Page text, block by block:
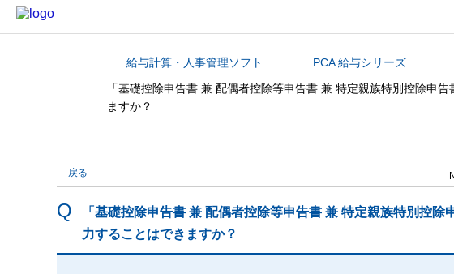
カテゴリから探す給与計算・人事管理ソフト
PCA 給与シリーズ
「基礎控除申告書 兼 配偶者控除等申告書 兼 特定親族特別控除申
ますか？
戻る
「基礎控除申告書 兼 配偶者控除等申告書 兼 特定親族特別控
力することはできますか？